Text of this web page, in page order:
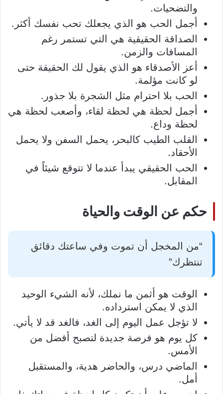
والتضحيات.
أجمل الحب هو الذي يجعلك تحب نفسك أكثر.
الصداقة الحقيقية هي التي تستمر رغم
المسافات والزمن.
أعز الأصدقاء هو الذي يقول لك الحقيقة حتى
لو كانت مؤلمة.
الحب بلا احترام مثل الشجرة بلا جذور.
أجمل لحظة هي لحظة لقاء، وأصعب لحظة هي
لحظة وداع.
القلب الطيب كالبحر، يحمل السفن ولا يحمل
الأحقاد.
الحب الحقيقي يبدأ عندما لا تتوقع شيئاً في
المقابل.
حكم عن الوقت والحياة
“من المخجل أن تموت وفي ساعتك دقائق
تنتظرك”
الوقت هو أثمن ما نملك، لأنه الشيء الوحيد
الذي لا يمكن استرداده.
لا تؤجل عمل اليوم إلى الغد، فالغد قد لا يأتي.
كل يوم هو فرصة جديدة لتصبح أفضل من
الأمس.
الماضي درس، والحاضر هدية، والمستقبل
أمل.